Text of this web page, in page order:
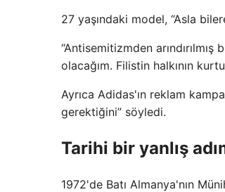
27 yaşındaki model, “Asla
“Antisemitizmden
olacağım. Filistin halkının
Ayrıca Adidas'ın reklam
gerektiğini” söyledi.
Tarihi bir yanlış
1972'de Batı Almanya'nın